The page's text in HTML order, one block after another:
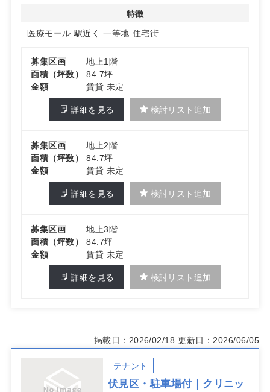
す。立地特性上、早いもの勝ちになる可能性が高いため、
特徴
医療モール 駅近く 一等地 住宅街
募集区画
地上1階
面積（坪数）
84.7坪
金額
賃貸 未定
詳細を見る 検討リスト追加
募集区画
地上2階
面積（坪数）
84.7坪
金額
賃貸 未定
詳細を見る 検討リスト追加
募集区画
地上3階
面積（坪数）
84.7坪
金額
賃貸 未定
詳細を見る 検討リスト追加
掲載日：2026/02/18 更新日：2026/06/05
テナント
伏見区・駐車場付｜クリニッ